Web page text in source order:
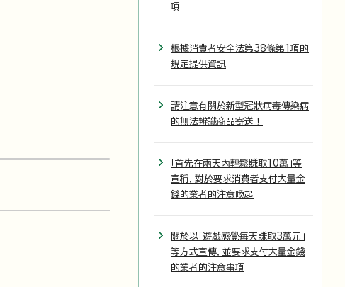
項
根據消費者安全法第38條第1項的
規定提供資訊
請注意有關於新型冠狀病毒傳染病
的無法辨識商品寄送！
「首先在兩天內輕鬆賺取10萬」等
宣稱，對於要求消費者支付大量金
錢的業者的注意喚起
關於以「遊戲感覺每天賺取3萬元」
等方式宣傳，並要求支付大量金錢
的業者的注意事項